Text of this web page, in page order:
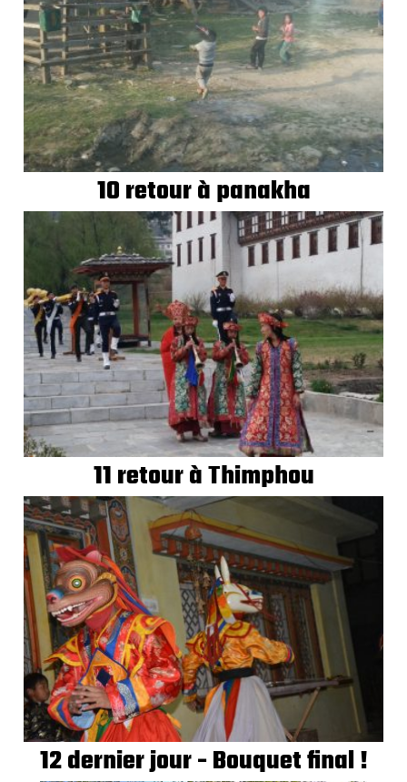
10 retour à panakha
11 retour à Thimphou
12 dernier jour - Bouquet final !